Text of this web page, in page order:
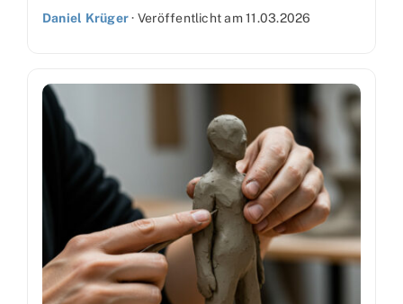
Daniel Krüger· Veröffentlicht am11.03.2026